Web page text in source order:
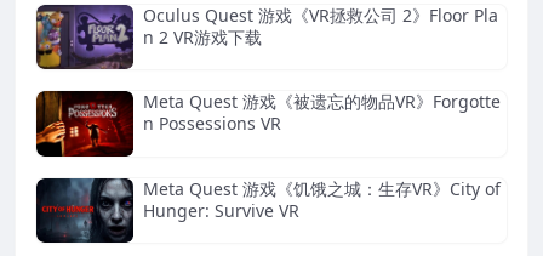
Oculus Quest 游戏《VR拯救公司 2》Floor Pla
n 2 VR游戏下载
Meta Quest 游戏《被遗忘的物品VR》Forgotte
n Possessions VR
Meta Quest 游戏《饥饿之城：生存VR》City of
Hunger: Survive VR